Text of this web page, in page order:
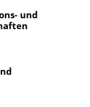
und